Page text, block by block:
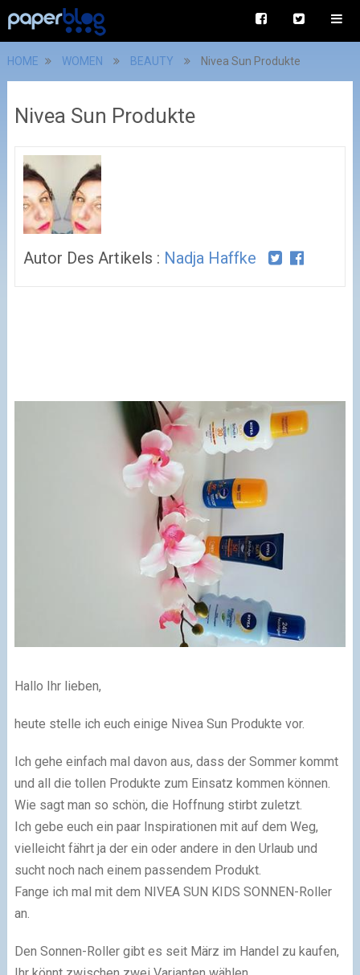
HOME WOMEN BEAUTY Nivea Sun Produkte
Nivea Sun Produkte
Autor Des Artikels : Nadja Haffke
Hallo Ihr lieben,
heute stelle ich euch einige Nivea Sun Produkte vor.
Ich gehe einfach mal davon aus, dass der Sommer kommt
und all die tollen Produkte zum Einsatz kommen können.
Wie sagt man so schön, die Hoffnung stirbt zuletzt.
Ich gebe euch ein paar Inspirationen mit auf dem Weg,
vielleicht fährt ja der ein oder andere in den Urlaub und
sucht noch nach einem passendem Produkt.
Fange ich mal mit dem NIVEA SUN KIDS SONNEN-Roller
an.
Den Sonnen-Roller gibt es seit März im Handel zu kaufen,